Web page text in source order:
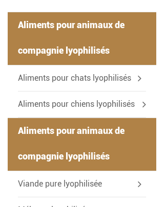
Aliments pour animaux de
compagnie lyophilisés
Aliments pour chats lyophilisés
Aliments pour chiens lyophilisés
Aliments pour animaux de
compagnie lyophilisés
Viande pure lyophilisée